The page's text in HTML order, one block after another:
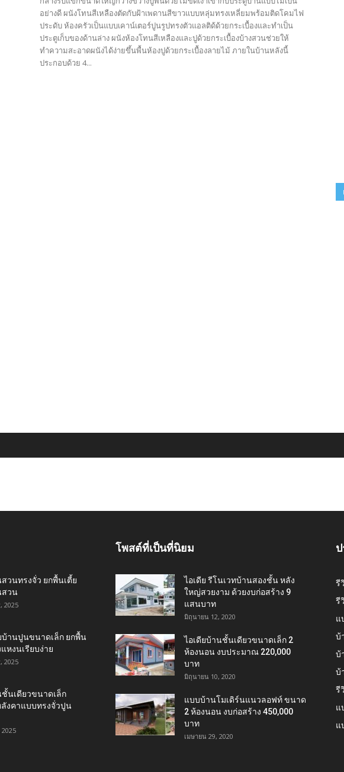
อย่างดี ผนังโทนสีเหลืองตัดกับฝ้าเพดานสีขาวแบบหลุ่มทรงเหลี่ยมพร้อมติดโคมไฟ
ประดับ ห้องครัวเป็นแบบเคาน์เตอร์ปูนรูปทรงตัวแอลติด้ด้วยกระเบื้องและทำเป็น
ประตูเก็บของด้านล่าง ผนังห้องโทนสีเหลืองและปูด้วยกระเบื้องบ้างสวนช่วยให้
ทำความสะอาดผนังได้ง่ายขึ้นพื้นห้องปูด้วยกระเบื้องลายไม้ ภายในบ้านหลังนี้
ประกอบด้วย 4...
วนทรงจั่ว ยกพื้นเตี้ย
สวน
2025
บ้านปูนขนาดเล็ก ยกพื้น
หงนเรียบง่าย
2025
ชั้นเดียวขนาดเล็ก
งคาแบบทรงจั่วปูน
โพสต์ที่เป็นที่นิยม
ไอเดีย รีโนเวทบ้านสองชั้น หลัง
ใหญ่สวยงาม ด้วยงบก่อสร้าง 9
แสนบาท
มิถุนายน 12, 2020
ไอเดียบ้านชั้นเดียวขนาดเล็ก 2
ห้องนอน งบประมาณ 220,000
บาท
มิถุนายน 10, 2020
แบบบ้านโมเดิร์นแนวลอฟท์ ขนาด
2 ห้องนอน งบก่อสร้าง 450,000
บาท
เมษายน 29, 2020
รี
รี
แ
บ้
บ้
บ้
รี
แ
แ